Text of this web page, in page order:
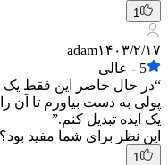
1
adam۱۴۰۳/۲/۱۷
5
- عالی
“در حال حاضر این فقط یک
پولی به دست بیاورم تا آن
یک ایده تبدیل کنم.”
این نظر برای شما مفید بود؟
1